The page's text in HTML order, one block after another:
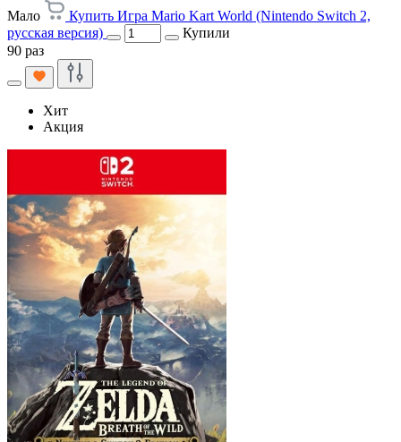
Мало
Купить Игра Mario Kart World (Nintendo Switch 2,
русская версия)
Купили
90 раз
Хит
Акция